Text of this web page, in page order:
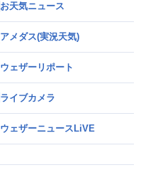
お天気ニュース
アメダス(実況天気)
ウェザーリポート
ライブカメラ
ウェザーニュースLiVE